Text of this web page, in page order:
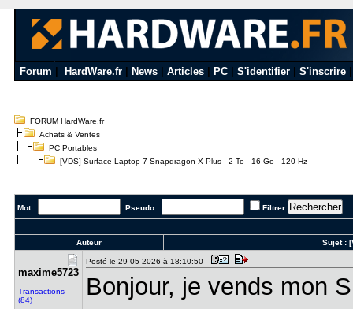
Forum HardWare.fr News Articles PC S'identifier S'inscrire
FORUM HardWare.fr
Achats & Ventes
PC Portables
[VDS] Surface Laptop 7 Snapdragon X Plus - 2 To - 16 Go - 120 Hz
Mot : Pseudo : Filtrer
Auteur Sujet :
maxime5723
Transactions
(84)
Posté le 29-05-2026 à 18:10:50
Bonjour, je vends mon